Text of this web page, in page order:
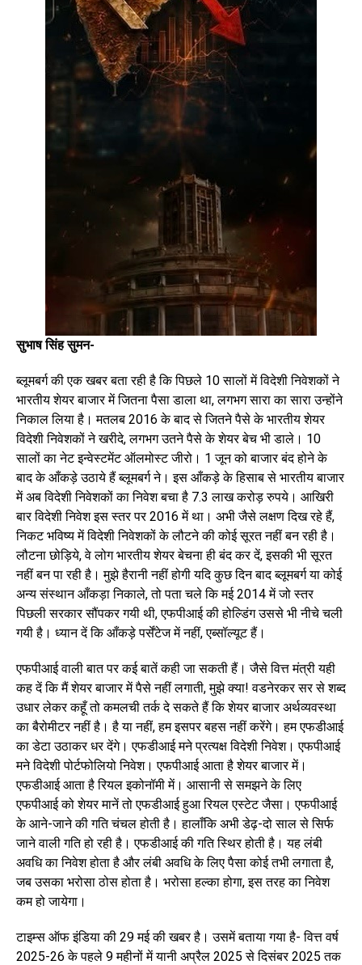
सुभाष सिंह सुमन-
ब्लूमबर्ग की एक खबर बता रही है कि पिछले 10 सालों में विदेशी निवेशकों ने
भारतीय शेयर बाजार में जितना पैसा डाला था, लगभग सारा का सारा उन्होंने
निकाल लिया है। मतलब 2016 के बाद से जितने पैसे के भारतीय शेयर
विदेशी निवेशकों ने खरीदे, लगभग उतने पैसे के शेयर बेच भी डाले। 10
सालों का नेट इन्वेस्टमेंट ऑलमोस्ट जीरो। 1 जून को बाजार बंद होने के
बाद के आँकड़े उठाये हैं ब्लूमबर्ग ने। इस आँकड़े के हिसाब से भारतीय बाजार
में अब विदेशी निवेशकों का निवेश बचा है 7.3 लाख करोड़ रुपये। आखिरी
बार विदेशी निवेश इस स्तर पर 2016 में था। अभी जैसे लक्षण दिख रहे हैं,
निकट भविष्य में विदेशी निवेशकों के लौटने की कोई सूरत नहीं बन रही है।
लौटना छोड़िये, वे लोग भारतीय शेयर बेचना ही बंद कर दें, इसकी भी सूरत
नहीं बन पा रही है। मुझे हैरानी नहीं होगी यदि कुछ दिन बाद ब्लूमबर्ग या कोई
अन्य संस्थान आँकड़ा निकाले, तो पता चले कि मई 2014 में जो स्तर
पिछली सरकार सौंपकर गयी थी, एफपीआई की होल्डिंग उससे भी नीचे चली
गयी है। ध्यान दें कि आँकड़े पर्सेंटेज में नहीं, एब्सॉल्यूट हैं।
एफपीआई वाली बात पर कई बातें कही जा सकती हैं। जैसे वित्त मंत्री यही
कह दें कि मैं शेयर बाजार में पैसे नहीं लगाती, मुझे क्या! वडनेरकर सर से शब्द
उधार लेकर कहूँ तो कमलची तर्क दे सकते हैं कि शेयर बाजार अर्थव्यवस्था
का बैरोमीटर नहीं है। है या नहीं, हम इसपर बहस नहीं करेंगे। हम एफडीआई
का डेटा उठाकर धर देंगे। एफडीआई मने प्रत्यक्ष विदेशी निवेश। एफपीआई
मने विदेशी पोर्टफोलियो निवेश। एफपीआई आता है शेयर बाजार में।
एफडीआई आता है रियल इकोनॉमी में। आसानी से समझने के लिए
एफपीआई को शेयर मानें तो एफडीआई हुआ रियल एस्टेट जैसा। एफपीआई
के आने-जाने की गति चंचल होती है। हालाँकि अभी डेढ़-दो साल से सिर्फ
जाने वाली गति हो रही है। एफडीआई की गति स्थिर होती है। यह लंबी
अवधि का निवेश होता है और लंबी अवधि के लिए पैसा कोई तभी लगाता है,
जब उसका भरोसा ठोस होता है। भरोसा हल्का होगा, इस तरह का निवेश
कम हो जायेगा।
टाइम्स ऑफ इंडिया की 29 मई की खबर है। उसमें बताया गया है- वित्त वर्ष
2025-26 के पहले 9 महीनों में यानी अप्रैल 2025 से दिसंबर 2025 तक